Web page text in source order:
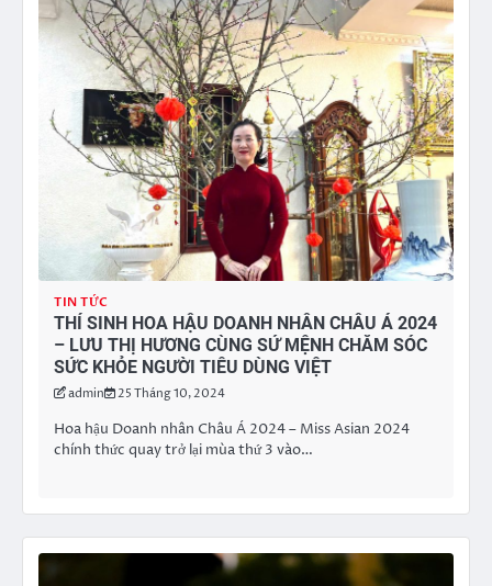
TIN TỨC
THÍ SINH HOA HẬU DOANH NHÂN CHÂU Á 2024
– LƯU THỊ HƯƠNG CÙNG SỨ MỆNH CHĂM SÓC
SỨC KHỎE NGƯỜI TIÊU DÙNG VIỆT
admin 25 Tháng 10, 2024
Hoa hậu Doanh nhân Châu Á 2024 – Miss Asian 2024
chính thức quay trở lại mùa thứ 3 vào…